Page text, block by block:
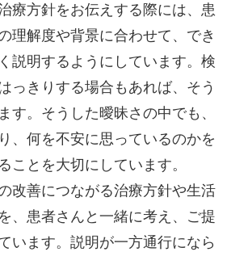
療方針をお伝えする際には、患
理解度や背景に合わせて、でき
説明するようにしています。検
っきりする場合もあれば、そう
す。そうした曖昧さの中でも、
、何を不安に思っているのかを
ことを大切にしています。
改善につながる治療方針や生活
、患者さんと一緒に考え、ご提
います。説明が一方通行になら